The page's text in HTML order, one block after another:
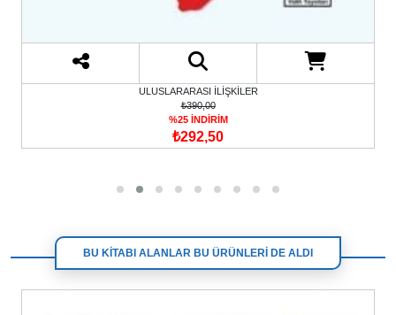
ULUSLARARASI İLİŞKİLER
₺390,00
%25 İNDİRİM
₺292,50
BU KİTABI ALANLAR BU ÜRÜNLERİ DE ALDI